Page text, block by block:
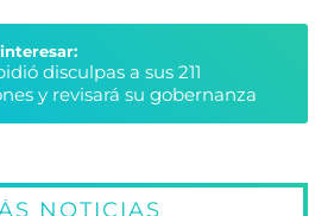
disculpas a sus 211
y revisará su gobernanza
NOTICIAS